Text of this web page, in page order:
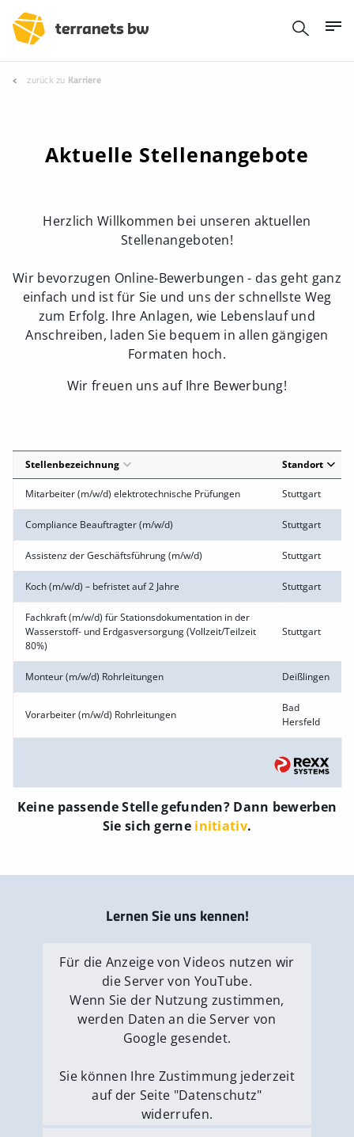
zurück zu Karriere
Aktuelle Stellenangebote
Herzlich Willkommen bei unseren aktuellen
Stellenangeboten!
Wir bevorzugen Online-Bewerbungen - das geht ganz
einfach und ist für Sie und uns der schnellste Weg
zum Erfolg. Ihre Anlagen, wie Lebenslauf und
Anschreiben, laden Sie bequem in allen gängigen
Formaten hoch.
Wir freuen uns auf Ihre Bewerbung!
Stellenbezeichnung Standort
Mitarbeiter (m/w/d) elektrotechnische Prüfungen Stuttgart
Compliance Beauftragter (m/w/d) Stuttgart
Assistenz der Geschäftsführung (m/w/d) Stuttgart
Koch (m/w/d) – befristet auf 2 Jahre Stuttgart
Fachkraft (m/w/d) für Stationsdokumentation in der
Wasserstoff- und Erdgasversorgung (Vollzeit/Teilzeit
80%)
Stuttgart
Monteur (m/w/d) Rohrleitungen Deißlingen
Vorarbeiter (m/w/d) Rohrleitungen
Bad
Hersfeld
Keine passende Stelle gefunden? Dann bewerben
Sie sich gerne initiativ.
Lernen Sie uns kennen!
Für die Anzeige von Videos nutzen wir
die Server von YouTube.
Wenn Sie der Nutzung zustimmen,
werden Daten an die Server von
Google gesendet.
Sie können Ihre Zustimmung jederzeit
auf der Seite "Datenschutz"
widerrufen.